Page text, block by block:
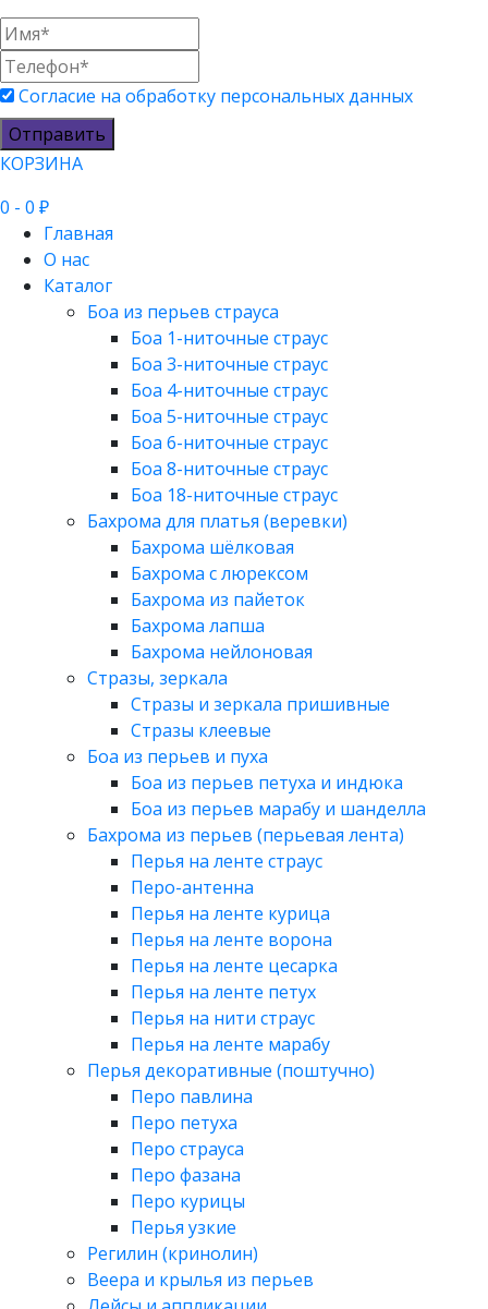
Согласие на обработку персональных данных
Отправить
КОРЗИНА
0 - 0 ₽
Главная
О нас
Каталог
Боа из перьев страуса
Боа 1-ниточные страус
Боа 3-ниточные страус
Боа 4-ниточные страус
Боа 5-ниточные страус
Боа 6-ниточные страус
Боа 8-ниточные страус
Боа 18-ниточные страус
Бахрома для платья (веревки)
Бахрома шёлковая
Бахрома с люрексом
Бахрома из пайеток
Бахрома лапша
Бахрома нейлоновая
Стразы, зеркала
Стразы и зеркала пришивные
Стразы клеевые
Боа из перьев и пуха
Боа из перьев петуха и индюка
Боа из перьев марабу и шанделла
Бахрома из перьев (перьевая лента)
Перья на ленте страус
Перо-антенна
Перья на ленте курица
Перья на ленте ворона
Перья на ленте цесарка
Перья на ленте петух
Перья на нити страус
Перья на ленте марабу
Перья декоративные (поштучно)
Перо павлина
Перо петуха
Перо страуса
Перо фазана
Перо курицы
Перья узкие
Регилин (кринолин)
Веера и крылья из перьев